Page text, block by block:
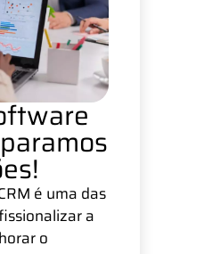
é uma das
a
o